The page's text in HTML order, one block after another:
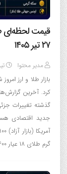
قیمت لحظه‌ای
۲۷ تیر ۱۴۰۵
مدیر محتوا تیر
کرد. آخرین
گذشته تغییرات
جدید اقتصادی
گرم طلای ۱۸ عیار ۱۸,۲۵۳,۴۰۰ تومان هر گرم طلای ۲۴ عیار ۲۴,۶۳۷,۰۰۰ […]